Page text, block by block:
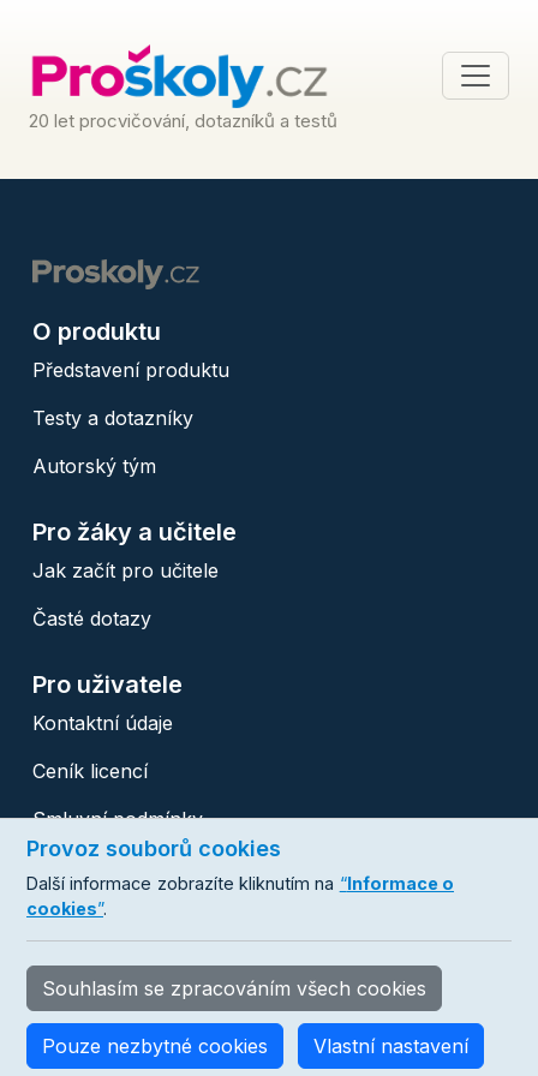
20 let procvičování, dotazníků a testů
O produktu
Představení produktu
Testy a dotazníky
Autorský tým
Pro žáky a učitele
Jak začít pro učitele
Časté dotazy
Pro uživatele
Kontaktní údaje
Ceník licencí
Smluvní podmínky
+420 488 058 046
proskoly@databox.cz
Provoz souborů cookies
Další informace zobrazíte kliknutím na “Informace o
cookies”.
Souhlasím se zpracováním všech cookies
Pouze nezbytné cookies Vlastní nastavení